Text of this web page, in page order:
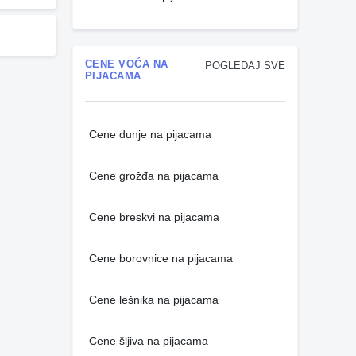
POGLEDAJ SVE
CENE VOĆA NA
PIJACAMA
Cene dunje na pijacama
Cene grožđa na pijacama
Cene breskvi na pijacama
Cene borovnice na pijacama
Cene lešnika na pijacama
Cene šljiva na pijacama